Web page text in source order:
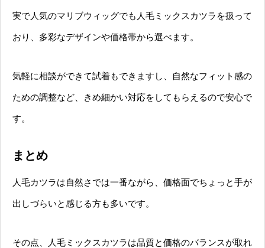
実で人気のマリブウィッグでも人毛ミックスカツラを扱って
おり、多彩なデザインや価格帯から選べます。
気軽に相談ができて試着もできますし、自然なフィット感の
ための調整など、きめ細かい対応をしてもらえるので安心で
す。
まとめ
人毛カツラは自然さでは一番ながら、価格面でちょっと手が
出しづらいと感じる方も多いです。
その点、人毛ミックスカツラは品質と価格のバランスが取れ